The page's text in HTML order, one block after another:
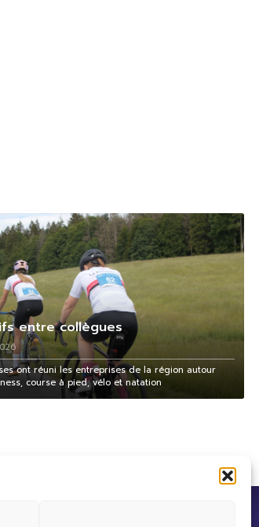
entre collègues
ont réuni les entreprises de la région autour
course à pied, vélo et natation